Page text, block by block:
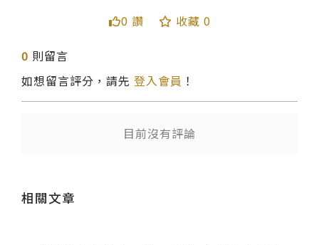
0 讚 收藏 0
0 則留言
如想留言評分，請先 登入會員 ！
目前沒有評論
相關文章